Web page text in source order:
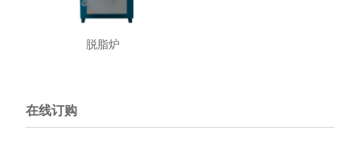
脱脂炉
在线订购